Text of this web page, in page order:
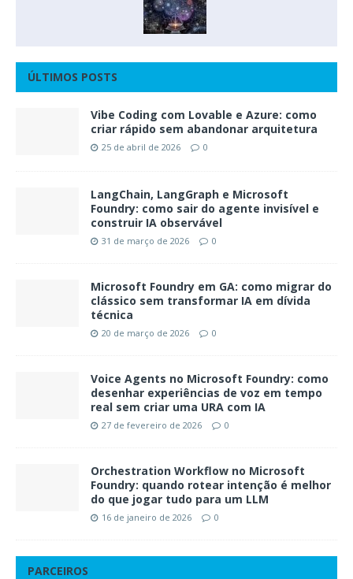
ÚLTIMOS POSTS
Vibe Coding com Lovable e Azure: como
criar rápido sem abandonar arquitetura
25 de abril de 2026 0
LangChain, LangGraph e Microsoft
Foundry: como sair do agente invisível e
construir IA observável
31 de março de 2026 0
Microsoft Foundry em GA: como migrar do
clássico sem transformar IA em dívida
técnica
20 de março de 2026 0
Voice Agents no Microsoft Foundry: como
desenhar experiências de voz em tempo
real sem criar uma URA com IA
27 de fevereiro de 2026 0
Orchestration Workflow no Microsoft
Foundry: quando rotear intenção é melhor
do que jogar tudo para um LLM
16 de janeiro de 2026 0
PARCEIROS